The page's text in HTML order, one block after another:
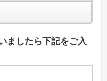
ましたら下記をご入